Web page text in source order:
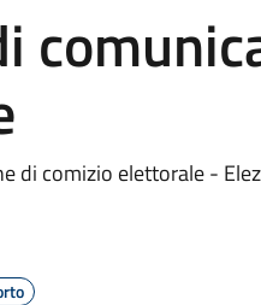
di comizio elettorale -